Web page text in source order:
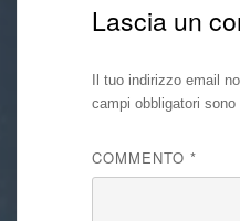
Lascia un
Il tuo indirizzo email
campi obbligatori
COMMENTO *